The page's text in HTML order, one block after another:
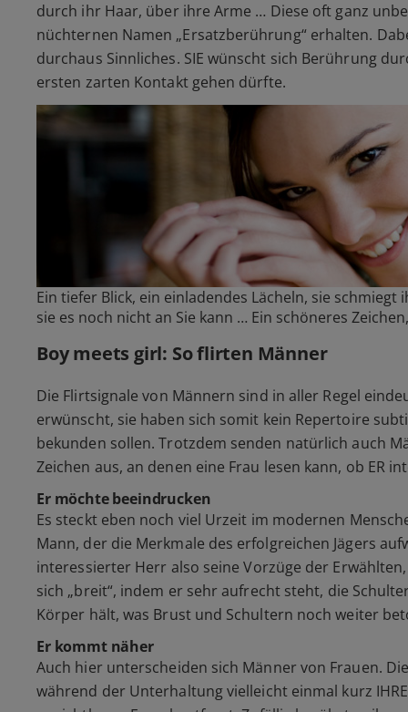
durch ihr Haar, über ihre Arme … Diese oft ganz
nüchternen Namen „Ersatzberührung“ erhalten.
durchaus Sinnliches. SIE wünscht sich Berührung
ersten zarten Kontakt gehen dürfte.
Ein tiefer Blick, ein einladendes Lächeln, sie
sie es noch nicht an Sie kann … Ein schöneres
Boy meets girl: So flirten Männer
Die Flirtsignale von Männern sind in aller Regel
erwünscht, sie haben sich somit kein Repertoire
bekunden sollen. Trotzdem senden natürlich auch
Zeichen aus, an denen eine Frau lesen kann, ob ER
Er möchte beeindrucken
Es steckt eben noch viel Urzeit im modernen
Mann, der die Merkmale des erfolgreichen Jägers
interessierter Herr also seine Vorzüge der
sich „breit“, indem er sehr aufrecht steht, die
Körper hält, was Brust und Schultern noch weiter
Er kommt näher
Auch hier unterscheiden sich Männer von Frauen.
während der Unterhaltung vielleicht einmal kurz